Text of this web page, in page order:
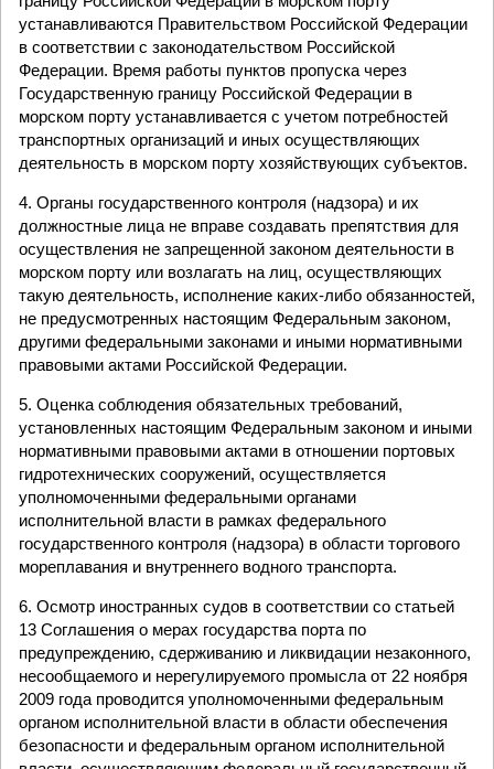
устанавливаются Правительством Российской Федерации
в соответствии с законодательством Российской
Федерации. Время работы пунктов пропуска через
Государственную границу Российской Федерации в
морском порту устанавливается с учетом потребностей
транспортных организаций и иных осуществляющих
деятельность в морском порту хозяйствующих субъектов.
4. Органы государственного контроля (надзора) и их
должностные лица не вправе создавать препятствия для
осуществления не запрещенной законом деятельности в
морском порту или возлагать на лиц, осуществляющих
такую деятельность, исполнение каких-либо обязанностей,
не предусмотренных настоящим Федеральным законом,
другими федеральными законами и иными нормативными
правовыми актами Российской Федерации.
5. Оценка соблюдения обязательных требований,
установленных настоящим Федеральным законом и иными
нормативными правовыми актами в отношении портовых
гидротехнических сооружений, осуществляется
уполномоченными федеральными органами
исполнительной власти в рамках федерального
государственного контроля (надзора) в области торгового
мореплавания и внутреннего водного транспорта.
6. Осмотр иностранных судов в соответствии со статьей
13 Соглашения о мерах государства порта по
предупреждению, сдерживанию и ликвидации незаконного,
несообщаемого и нерегулируемого промысла от 22 ноября
2009 года проводится уполномоченными федеральным
органом исполнительной власти в области обеспечения
безопасности и федеральным органом исполнительной